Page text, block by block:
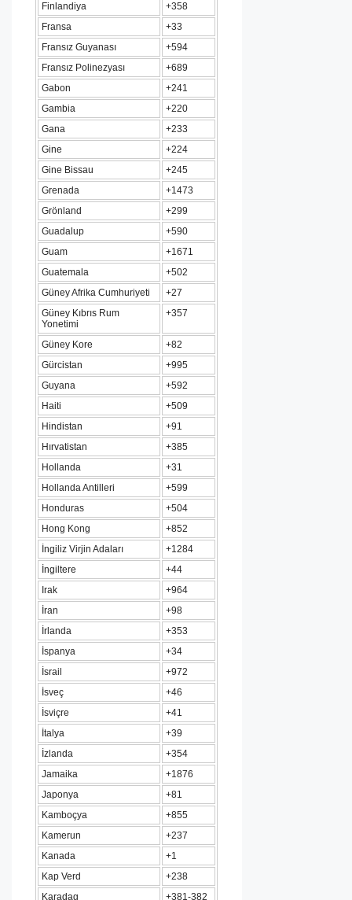
Finlandiya
+358
Fransa
+33
Fransız Guyanası
+594
Fransız Polinezyası
+689
Gabon
+241
Gambia
+220
Gana
+233
Gine
+224
Gine Bissau
+245
Grenada
+1473
Grönland
+299
Guadalup
+590
Guam
+1671
Guatemala
+502
Güney Afrika Cumhuriyeti
+27
Güney Kıbrıs Rum
Yonetimi
+357
Güney Kore
+82
Gürcistan
+995
Guyana
+592
Haiti
+509
Hindistan
+91
Hırvatistan
+385
Hollanda
+31
Hollanda Antilleri
+599
Honduras
+504
Hong Kong
+852
İngiliz Virjin Adaları
+1284
İngiltere
+44
Irak
+964
İran
+98
İrlanda
+353
İspanya
+34
İsrail
+972
İsveç
+46
İsviçre
+41
İtalya
+39
İzlanda
+354
Jamaika
+1876
Japonya
+81
Kamboçya
+855
Kamerun
+237
Kanada
+1
Kap Verd
+238
Karadag
+381-382